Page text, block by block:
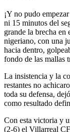
¡Y no pudo
ni 15 minutos del
grande la brecha en
nigeriano, con una
hacia dentro,
fondo de las mallas
La insistencia y la
restantes no
toda su defensa,
como resultado
Con esta victoria y
(2-6) el Villarreal